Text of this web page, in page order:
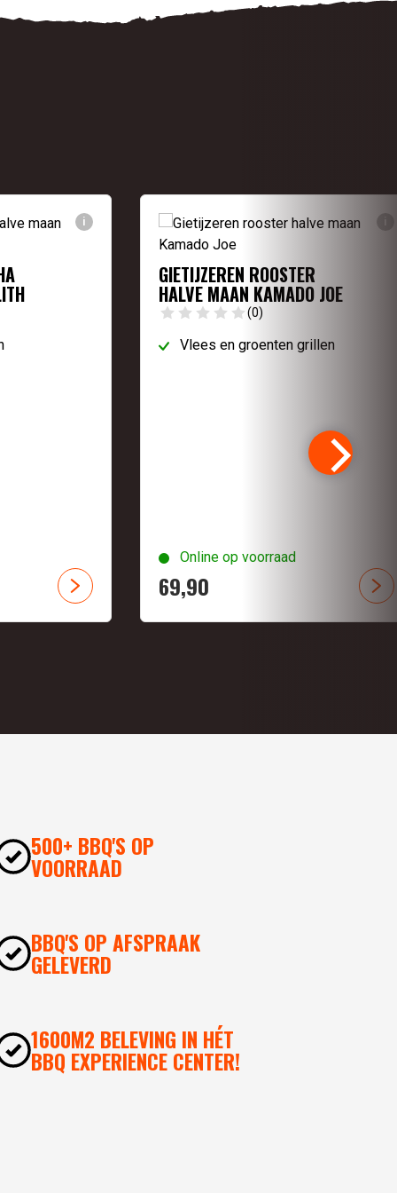
i
GIETIJZEREN ROOSTER
HALVE MAAN KAMADO JOE
(0)
Vlees en groenten grillen
Online op voorraad
69,90
500+ BBQ'S OP
VOORRAAD
BBQ'S OP AFSPRAAK
GELEVERD
1600M2 BELEVING IN HÉT
BBQ EXPERIENCE CENTER!